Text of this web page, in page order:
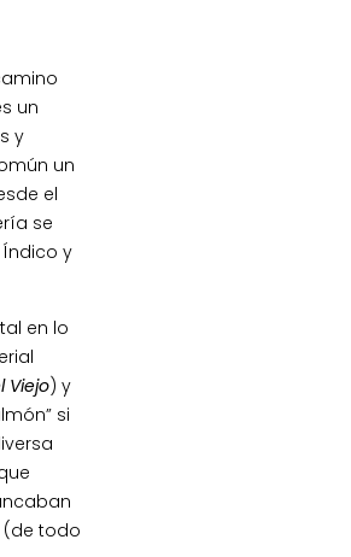
un
y
un
el
se
y
en lo
Viejo) y
si
(de todo